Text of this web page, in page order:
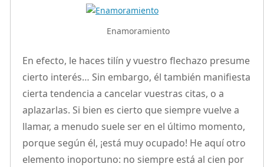
Enamoramiento
En efecto, le haces tilín y vuestro flechazo presume
cierto interés… Sin embargo, él también manifiesta
cierta tendencia a cancelar vuestras citas, o a
aplazarlas. Si bien es cierto que siempre vuelve a
llamar, a menudo suele ser en el último momento,
porque según él, ¡está muy ocupado! He aquí otro
elemento inoportuno: no siempre está al cien por